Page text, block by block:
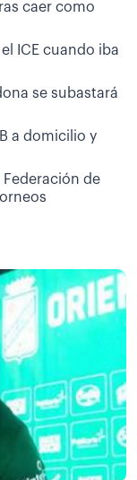
caer como
ICE cuando iba
se subastará
a domicilio y
Federación de